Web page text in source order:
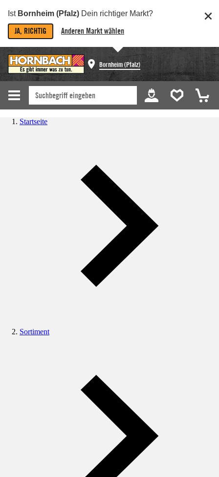
Ist Bornheim (Pfalz) Dein richtiger Markt?
JA, RICHTIG Anderen Markt wählen
Bornheim (Pfalz)
Startseite
Sortiment